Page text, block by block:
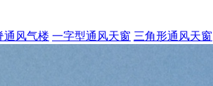
通风气楼 一字型通风天窗 三角形通风天窗